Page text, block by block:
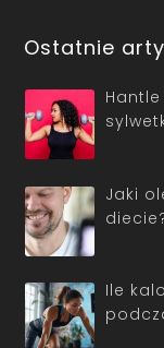
Ostatnie
Jaki
Ile